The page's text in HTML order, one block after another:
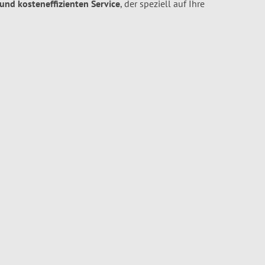
kosteneffizienten Service, der speziell auf Ihre